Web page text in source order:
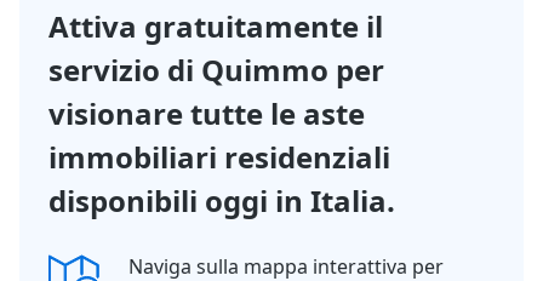
Attiva gratuitamente il
servizio di Quimmo per
visionare tutte le aste
immobiliari residenziali
disponibili oggi in Italia.
Naviga sulla mappa interattiva per